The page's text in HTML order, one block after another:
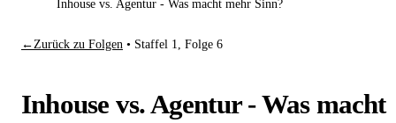
Inhouse vs. Agentur - Was macht mehr Sinn?
←Zurück zu Folgen • Staffel 1, Folge 6
Inhouse vs. Agentur - Was macht